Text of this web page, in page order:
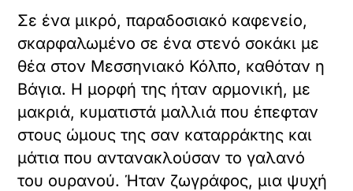
Σε ένα μικρό, παραδοσιακό καφενείο,
σκαρφαλωμένο σε ένα στενό σοκάκι με
θέα στον Μεσσηνιακό Κόλπο, καθόταν η
Βάγια. Η μορφή της ήταν αρμονική, με
μακριά, κυματιστά μαλλιά που έπεφταν
στους ώμους της σαν καταρράκτης και
μάτια που αντανακλούσαν το γαλανό
του ουρανού. Ήταν ζωγράφος, μια ψυχή